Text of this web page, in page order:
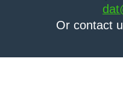
Or contact